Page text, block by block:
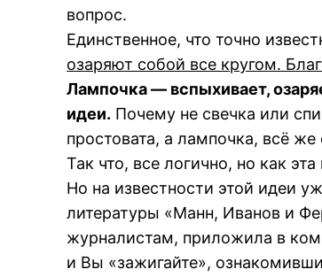
вопрос.
Единственное, что точно
озаряют собой все кругом.
Лампочка — вспыхивает,
идеи. Почему не свечка или
простовата, а лампочка, всё
Так что, все логично, но как
Но на известности этой идеи
литературы «Манн, Иванов и
журналистам, приложила в
и Вы «зажигайте»,